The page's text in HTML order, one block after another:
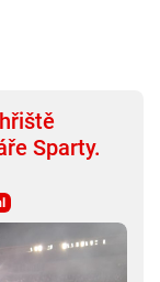
Sparty.